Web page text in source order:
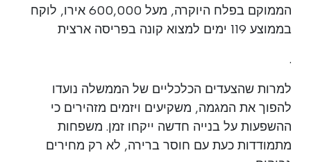
הממוקם בפלח היוקרה, מעל 600,000 אירו, לוקח
בממוצע 119 ימים למצוא קונה בפריסה ארצית
.
למרות שהצעדים הכלכליים של הממשלה נועדו
להפוך את המגמה, משקיעים ויזמים מזהירים כי
ההשפעות על בנייה חדשה ייקחו זמן. משפחות
מתמודדות כעת עם חוסר ברירה, לא רק מחירים